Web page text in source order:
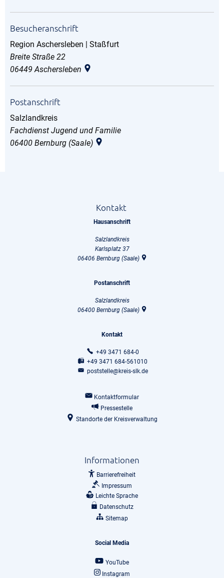
Besucheranschrift
Region Aschersleben | Staßfurt
Breite Straße 22
06449 Aschersleben
Postanschrift
Salzlandkreis
Fachdienst Jugend und Familie
06400 Bernburg (Saale)
Kontakt
Hausanschrift
Salzlandkreis
Karlsplatz 37
06406 Bernburg (Saale)
Postanschrift
Salzlandkreis
06400 Bernburg (Saale)
Kontakt
+49 3471 684-0
+49 3471 684-561010
poststelle@kreis-slk.de
Kontaktformular
Pressestelle
Standorte der Kreisverwaltung
Informationen
Barrierefreiheit
Impressum
Leichte Sprache
Datenschutz
Sitemap
Social Media
YouTube
Instagram